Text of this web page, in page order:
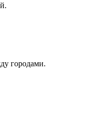
городами.